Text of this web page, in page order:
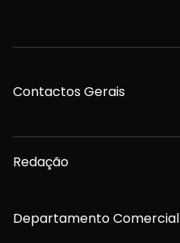
Contactos Gerais
Redação
Departamento Comercial